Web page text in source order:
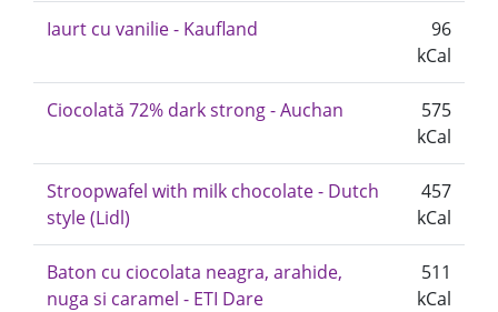
Iaurt cu vanilie - Kaufland
96
kCal
Ciocolată 72% dark strong - Auchan
575
kCal
Stroopwafel with milk chocolate - Dutch
style (Lidl)
457
kCal
Baton cu ciocolata neagra, arahide,
nuga si caramel - ETI Dare
511
kCal